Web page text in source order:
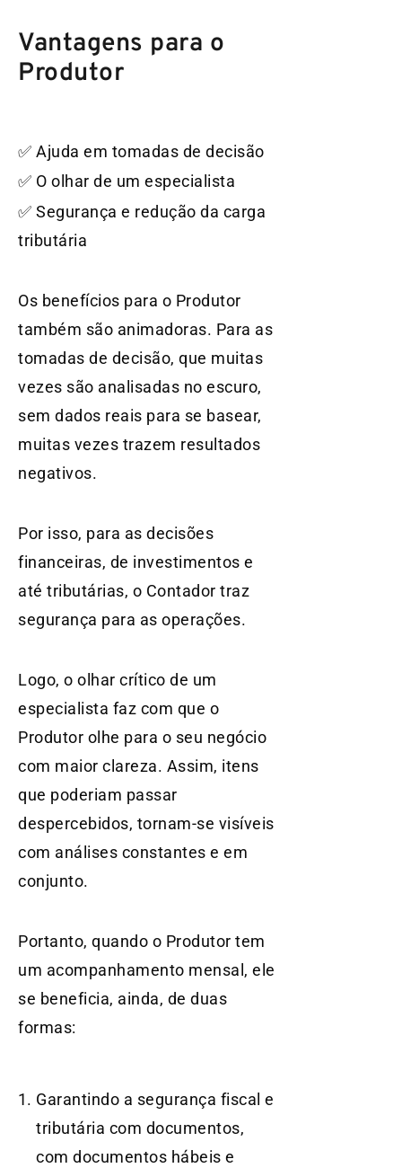
Vantagens para o
Produtor
✅ Ajuda em tomadas de decisão
✅ O olhar de um especialista
✅ Segurança e redução da carga
tributária
Os benefícios para o Produtor
também são animadoras. Para as
tomadas de decisão, que muitas
vezes são analisadas no escuro,
sem dados reais para se basear,
muitas vezes trazem resultados
negativos.
Por isso, para as decisões
financeiras, de investimentos e
até tributárias, o Contador traz
segurança para as operações.
Logo, o olhar crítico de um
especialista faz com que o
Produtor olhe para o seu negócio
com maior clareza. Assim, itens
que poderiam passar
despercebidos, tornam-se visíveis
com análises constantes e em
conjunto.
Portanto, quando o Produtor tem
um acompanhamento mensal, ele
se beneficia, ainda, de duas
formas:
Garantindo a segurança fiscal e
tributária com documentos,
com documentos hábeis e